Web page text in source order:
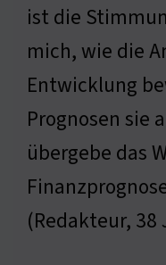
ist die
mich, wie die
Entwicklung
Prognosen sie
übergebe das
(Redakteur, 38